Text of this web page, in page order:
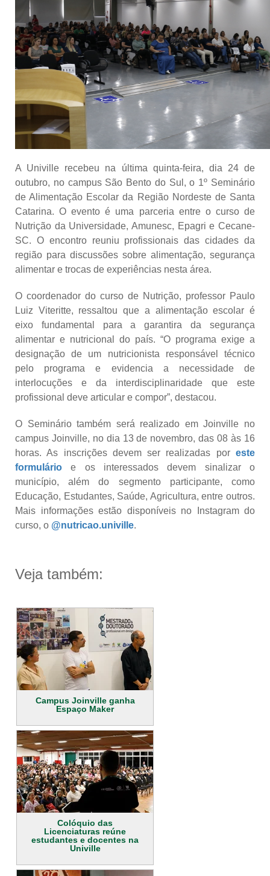
A Univille recebeu na última quinta-feira, dia 24 de
outubro, no campus São Bento do Sul, o 1º Seminário
de Alimentação Escolar da Região Nordeste de Santa
Catarina. O evento é uma parceria entre o curso de
Nutrição da Universidade, Amunesc, Epagri e Cecane-
SC. O encontro reuniu profissionais das cidades da
região para discussões sobre alimentação, segurança
alimentar e trocas de experiências nesta área.
O coordenador do curso de Nutrição, professor Paulo
Luiz Viteritte, ressaltou que a alimentação escolar é
eixo fundamental para a garantira da segurança
alimentar e nutricional do país. “O programa exige a
designação de um nutricionista responsável técnico
pelo programa e evidencia a necessidade de
interlocuções e da interdisciplinaridade que este
profissional deve articular e compor”, destacou.
O Seminário também será realizado em Joinville no
campus Joinville, no dia 13 de novembro, das 08 às 16
horas. As inscrições devem ser realizadas por este
formulário e os interessados devem sinalizar o
município, além do segmento participante, como
Educação, Estudantes, Saúde, Agricultura, entre outros.
Mais informações estão disponíveis no Instagram do
curso, o @nutricao.univille.
Veja também:
Campus Joinville ganha
Espaço Maker
Colóquio das
Licenciaturas reúne
estudantes e docentes na
Univille